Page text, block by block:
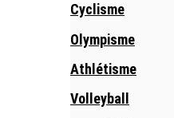
Cyclisme
Olympisme
Athlétisme
Volleyball